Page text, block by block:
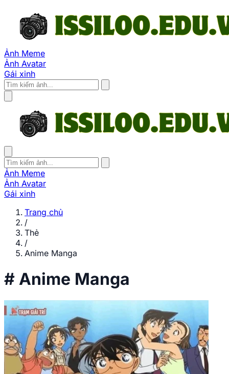
Ảnh Meme
Ảnh Avatar
Gái xinh
Ảnh Meme
Ảnh Avatar
Gái xinh
Trang chủ
/
Thẻ
/
Anime Manga
# Anime Manga